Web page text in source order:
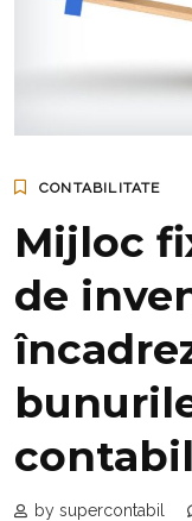
CONTABILITATE
Mijloc
de
by supercontabil